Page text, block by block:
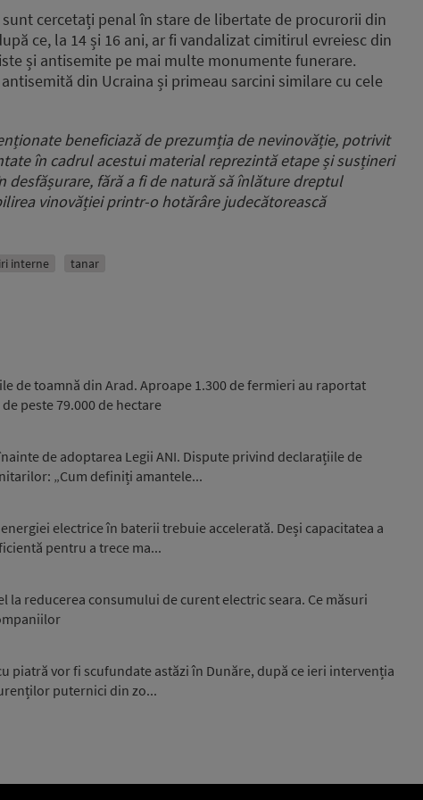
cercetați penal în stare de libertate de procurorii din
ce, la 14 și 16 ani, ar fi vandalizat cimitirul evreiesc din
și antisemite pe mai multe monumente funerare.
din Ucraina și primeau sarcini similare cu cele
beneficiază de prezumția de nevinovăție, potrivit
în cadrul acestui material reprezintă etape și susțineri
fără a fi de natură să înlăture dreptul
vinovăției printr-o hotărâre judecătorească
interne tanar
de toamnă din Arad. Aproape 1.300 de fermieri au raportat
peste 79.000 de hectare
de adoptarea Legii ANI. Dispute privind declarațiile de
„Cum definiți amantele...
electrice în baterii trebuie accelerată. Deși capacitatea a
pentru a trece ma...
la reducerea consumului de curent electric seara. Ce măsuri
piatră vor fi scufundate astăzi în Dunăre, după ce ieri intervenția
puternici din zo...